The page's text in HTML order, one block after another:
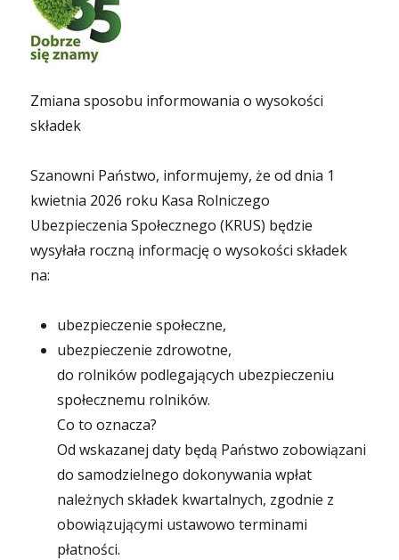
Zmiana sposobu informowania o wysokości
składek
Szanowni Państwo, informujemy, że od dnia 1
kwietnia 2026 roku Kasa Rolniczego
Ubezpieczenia Społecznego (KRUS) będzie
wysyłała roczną informację o wysokości składek
na:
ubezpieczenie społeczne,
ubezpieczenie zdrowotne,
do rolników podlegających ubezpieczeniu
społecznemu rolników.
Co to oznacza?
Od wskazanej daty będą Państwo zobowiązani
do samodzielnego dokonywania wpłat
należnych składek kwartalnych, zgodnie z
obowiązującymi ustawowo terminami
płatności.